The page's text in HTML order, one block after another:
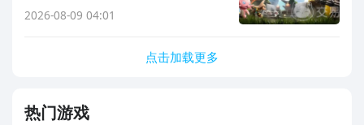
2026-08-09 04:01
点击加载更多
热门游戏